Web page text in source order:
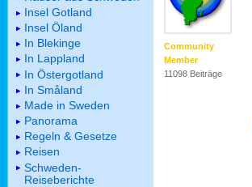
Community
Member
11098 Beiträge
Insel Gotland
Insel Öland
In Blekinge
In Lappland
In Östergotland
In Småland
Made in Sweden
Panorama
Regeln & Gesetze
Reisen
Schweden-
Reiseberichte